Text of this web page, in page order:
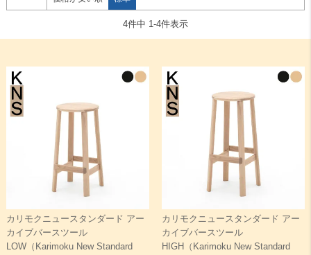
4件中 1-4件表示
カリモクニュースタンダード アー
カイブバースツール
LOW（Karimoku New Standard
カリモクニュースタンダード アー
カイブバースツール
HIGH（Karimoku New Standard